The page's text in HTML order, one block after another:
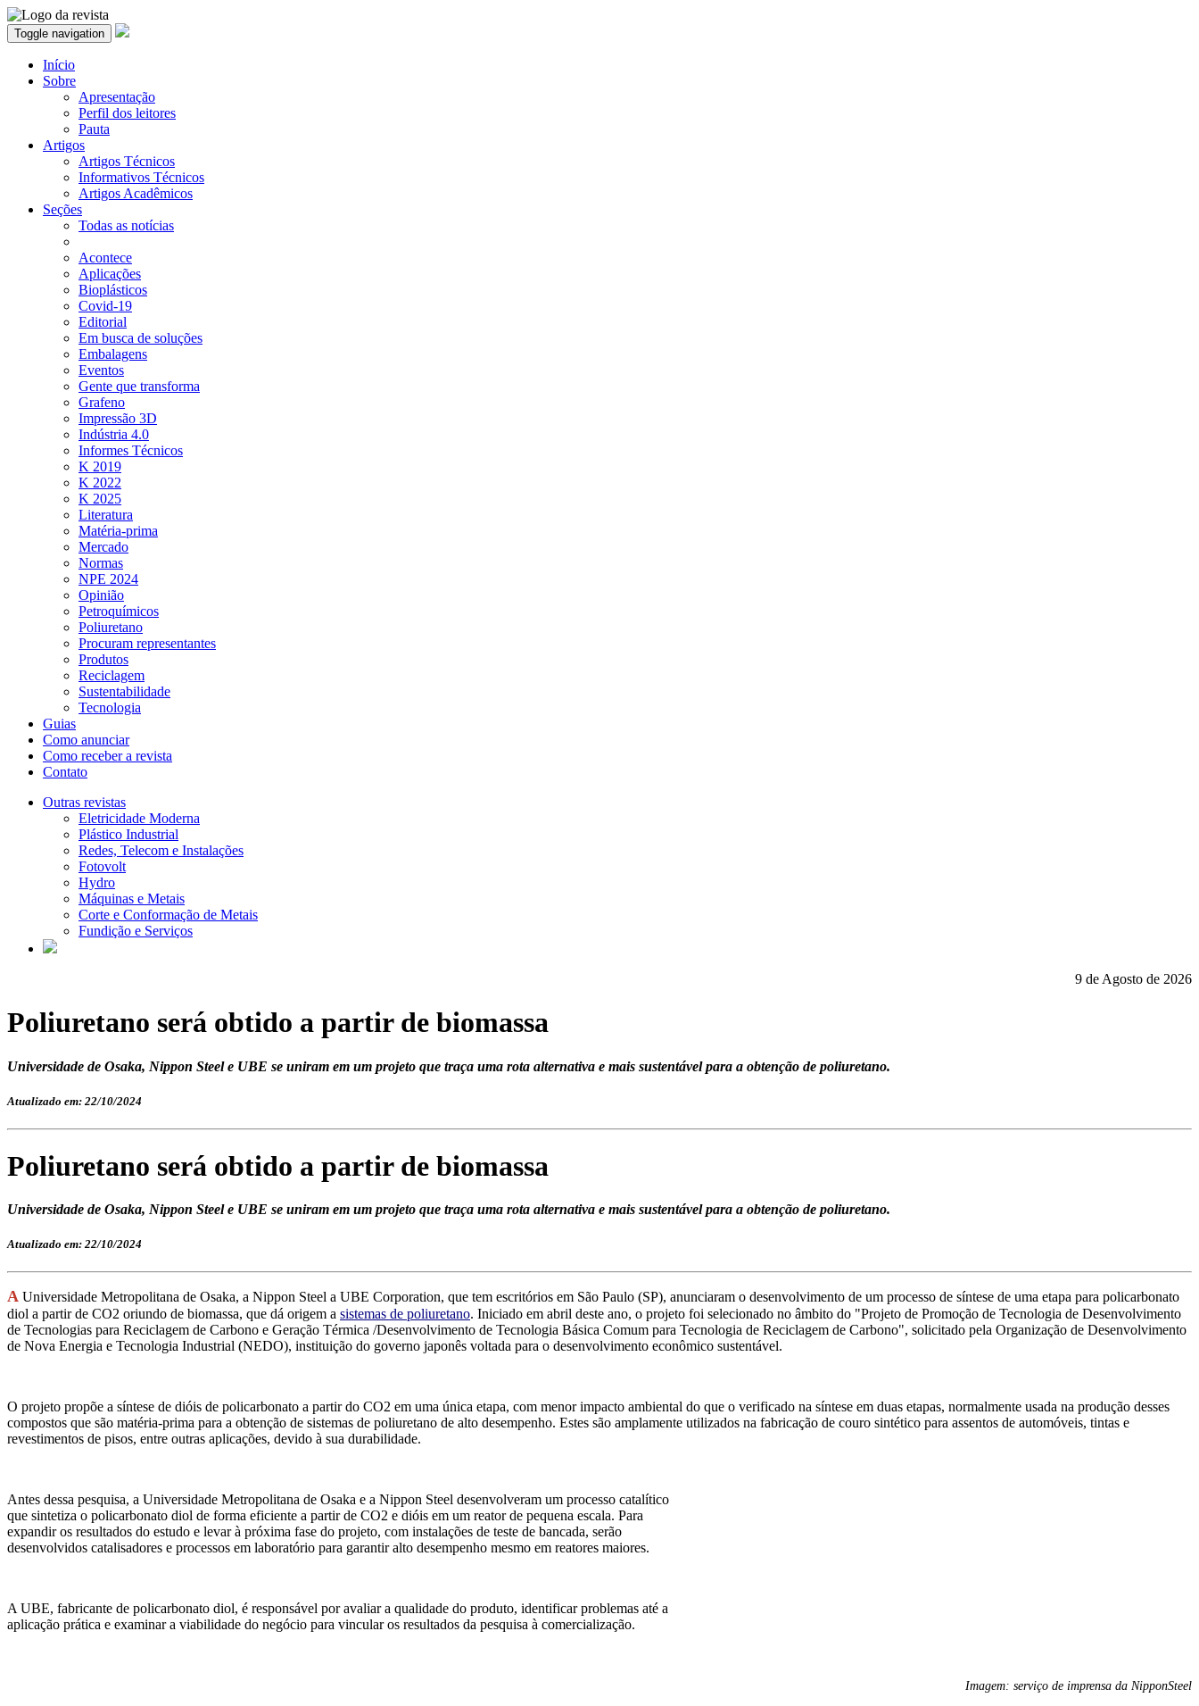
Toggle navigation
Início
Sobre
Apresentação
Perfil dos leitores
Pauta
Artigos
Artigos Técnicos
Informativos Técnicos
Artigos Acadêmicos
Seções
Todas as notícias
Acontece
Aplicações
Bioplásticos
Covid-19
Editorial
Em busca de soluções
Embalagens
Eventos
Gente que transforma
Grafeno
Impressão 3D
Indústria 4.0
Informes Técnicos
K 2019
K 2022
K 2025
Literatura
Matéria-prima
Mercado
Normas
NPE 2024
Opinião
Petroquímicos
Poliuretano
Procuram representantes
Produtos
Reciclagem
Sustentabilidade
Tecnologia
Guias
Como anunciar
Como receber a revista
Contato
Outras revistas
Eletricidade Moderna
Plástico Industrial
Redes, Telecom e Instalações
Fotovolt
Hydro
Máquinas e Metais
Corte e Conformação de Metais
Fundição e Serviços
9 de Agosto de 2026
Poliuretano será obtido a partir de biomassa
Universidade de Osaka, Nippon Steel e UBE se uniram em um projeto que traça uma rota alternativa e mais sustentável para a obtenção de poliuretano.
Atualizado em: 22/10/2024
Poliuretano será obtido a partir de biomassa
Universidade de Osaka, Nippon Steel e UBE se uniram em um projeto que traça uma rota alternativa e mais sustentável para a obtenção de poliuretano.
Atualizado em: 22/10/2024
A Universidade Metropolitana de Osaka, a Nippon Steel a UBE Corporation, que tem escritórios em São Paulo (SP), anunciaram o desenvolvimento de um processo de síntese de uma etapa para policarbonato
diol a partir de CO2 oriundo de biomassa, que dá origem a sistemas de poliuretano. Iniciado em abril deste ano, o projeto foi selecionado no âmbito do "Projeto de Promoção de Tecnologia de Desenvolvimento
de Tecnologias para Reciclagem de Carbono e Geração Térmica /Desenvolvimento de Tecnologia Básica Comum para Tecnologia de Reciclagem de Carbono", solicitado pela Organização de Desenvolvimento
de Nova Energia e Tecnologia Industrial (NEDO), instituição do governo japonês voltada para o desenvolvimento econômico sustentável.
O projeto propõe a síntese de dióis de policarbonato a partir do CO2 em uma única etapa, com menor impacto ambiental do que o verificado na síntese em duas etapas, normalmente usada na produção desses
compostos que são matéria-prima para a obtenção de sistemas de poliuretano de alto desempenho. Estes são amplamente utilizados na fabricação de couro sintético para assentos de automóveis, tintas e
revestimentos de pisos, entre outras aplicações, devido à sua durabilidade.
Antes dessa pesquisa, a Universidade Metropolitana de Osaka e a Nippon Steel desenvolveram um processo catalítico
que sintetiza o policarbonato diol de forma eficiente a partir de CO2 e dióis em um reator de pequena escala. Para
expandir os resultados do estudo e levar à próxima fase do projeto, com instalações de teste de bancada, serão
desenvolvidos catalisadores e processos em laboratório para garantir alto desempenho mesmo em reatores maiores.
A UBE, fabricante de policarbonato diol, é responsável por avaliar a qualidade do produto, identificar problemas até a
aplicação prática e examinar a viabilidade do negócio para vincular os resultados da pesquisa à comercialização.
Imagem: serviço de imprensa da NipponSteel